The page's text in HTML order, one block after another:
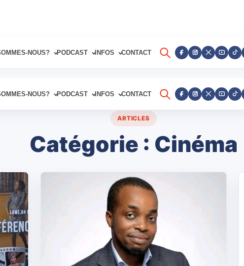
NOUS? PODCAST INFOS CONTACT
NOUS? PODCAST INFOS CONTACT
ARTICLES
Catégorie : Cinéma